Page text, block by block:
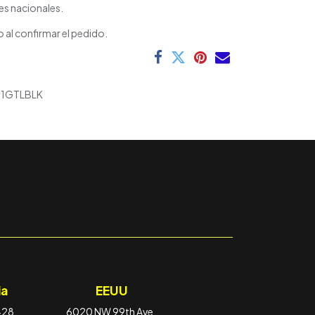
nacionales.
confirmar el pedido.
EEUU
6020 NW 99th Ave